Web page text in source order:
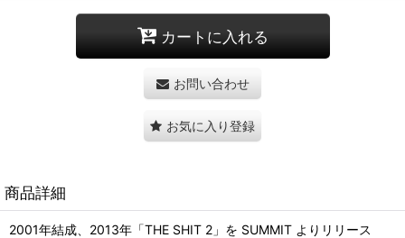
カートに入れる
お問い合わせ
お気に入り登録
商品詳細
2001年結成、2013年「THE SHIT 2」を SUMMIT よりリリース